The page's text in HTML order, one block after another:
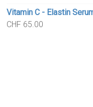
Vitamin C - Elastin
CHF 65.00